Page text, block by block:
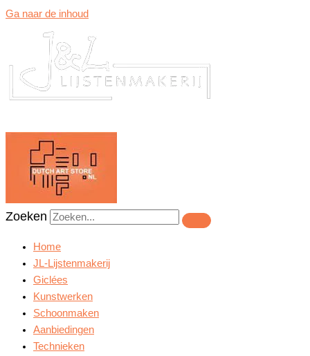
Ga naar de inhoud
Zoeken
Home
JL-Lijstenmakerij
Giclées
Kunstwerken
Schoonmaken
Aanbiedingen
Technieken